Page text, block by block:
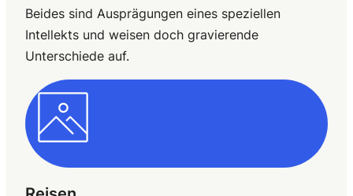
Beides sind Ausprägungen eines speziellen
Intellekts und weisen doch gravierende
Unterschiede auf.